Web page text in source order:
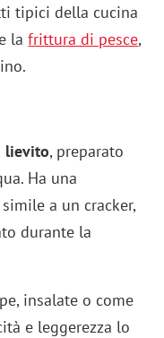
tipici della cucina
e lafrittura di pesce,
lievito, preparato
Ha una
a un cracker,
durante la
insalate o come
e leggerezza lo